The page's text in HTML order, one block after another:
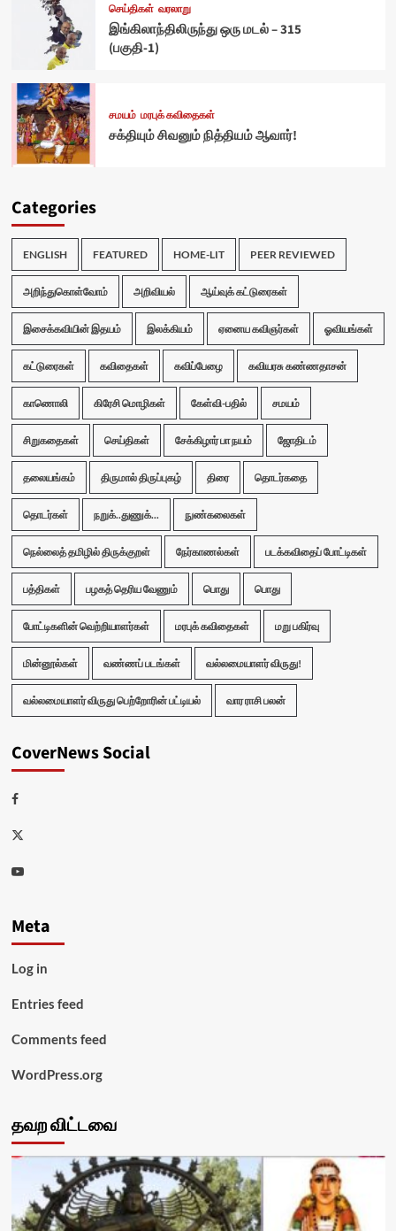
செய்திகள் வரலாறு
இங்கிலாந்திலிருந்து ஒரு மடல் – 315
(பகுதி-1)
சமயம் மரபுக் கவிதைகள்
சக்தியும் சிவனும் நித்தியம் ஆவார்!
Categories
ENGLISH FEATURED HOME-LIT PEER REVIEWED
அறிந்துகொள்வோம் அறிவியல் ஆய்வுக் கட்டுரைகள்
இசைக்கவியின் இதயம் இலக்கியம் ஏனைய கவிஞர்கள் ஓவியங்கள்
கட்டுரைகள் கவிதைகள் கவிப்பேழை கவியரசு கண்ணதாசன்
காணொலி கிரேசி மொழிகள் கேள்வி-பதில் சமயம்
சிறுகதைகள் செய்திகள் சேக்கிழார் பா நயம் ஜோதிடம்
தலையங்கம் திருமால் திருப்புகழ் திரை தொடர்கதை
தொடர்கள் நறுக்..துணுக்... நுண்கலைகள்
நெல்லைத் தமிழில் திருக்குறள் நேர்காணல்கள் படக்கவிதைப் போட்டிகள்
பத்திகள் பழகத் தெரிய வேணும் பொது பொது
போட்டிகளின் வெற்றியாளர்கள் மரபுக் கவிதைகள் மறு பகிர்வு
மின்னூல்கள் வண்ணப் படங்கள் வல்லமையாளர் விருது!
வல்லமையாளர் விருது பெற்றோரின் பட்டியல் வார ராசி பலன்
CoverNews Social
Facebook
Twitter
Youtube
Meta
Log in
Entries feed
Comments feed
WordPress.org
தவற விட்டவை